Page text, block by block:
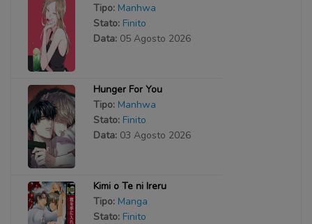
Tipo: Manhwa
Stato: Finito
Data: 05 Agosto 2026
Hunger For You
Tipo: Manhwa
Stato: Finito
Data: 03 Agosto 2026
Kimi o Te ni Ireru
Tipo: Manga
Stato: Finito